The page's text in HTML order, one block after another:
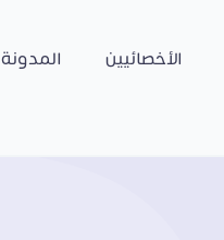
الأخصائيين المدونة